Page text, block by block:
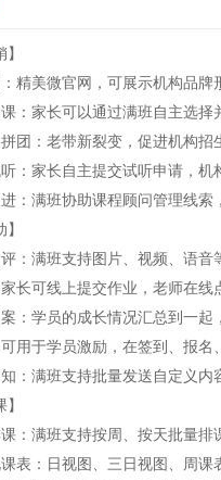
美微官网，可展示机构品牌
家长可以通过满班自主选择
：老带新裂变，促进机构招
家长自主提交试听申请，机
满班协助课程顾问管理线索
满班支持图片、视频、语音
可线上提交作业，老师在线
学员的成长情况汇总到一起
于学员激励，在签到、报名
满班支持批量发送自定义内
满班支持按周、按天批量排
：日视图、三日视图、周课